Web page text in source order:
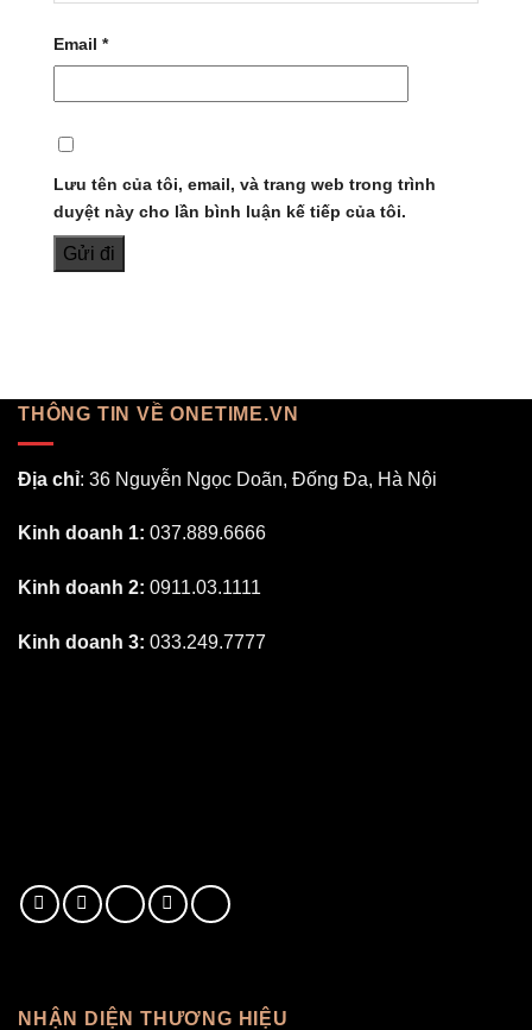
Email *
Lưu tên của tôi, email, và trang web trong trình
duyệt này cho lần bình luận kế tiếp của tôi.
THÔNG TIN VỀ ONETIME.VN
Địa chỉ: 36 Nguyễn Ngọc Doãn, Đống Đa, Hà Nội
Kinh doanh 1: 037.889.6666
Kinh doanh 2: 0911.03.1111
Kinh doanh 3: 033.249.7777
NHẬN DIỆN THƯƠNG HIỆU